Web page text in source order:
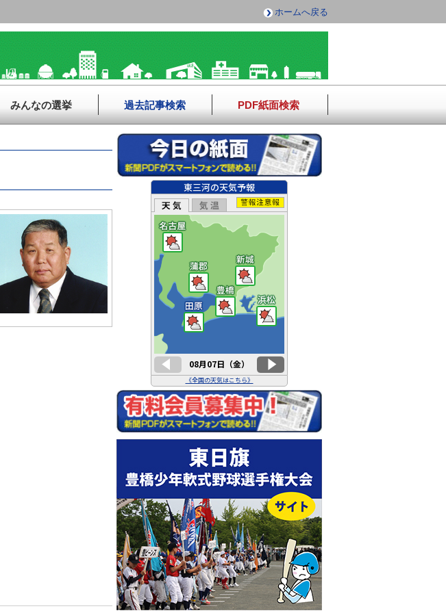
ホームへ戻る
みんなの選挙 過去記事検索 PDF紙面検索